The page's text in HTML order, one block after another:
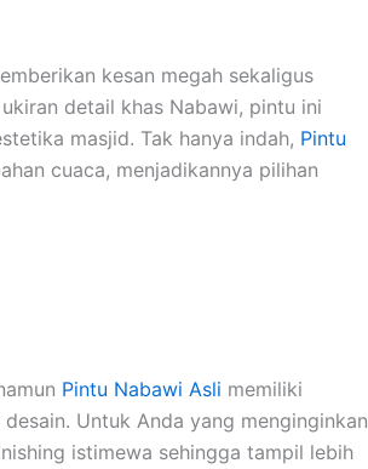
kesan megah sekaligus
detail khas Nabawi, pintu ini
masjid. Tak hanya indah, Pintu
cuaca, menjadikannya pilihan
Pintu Nabawi Asli memiliki
Untuk Anda yang menginginkan
istimewa sehingga tampil lebih